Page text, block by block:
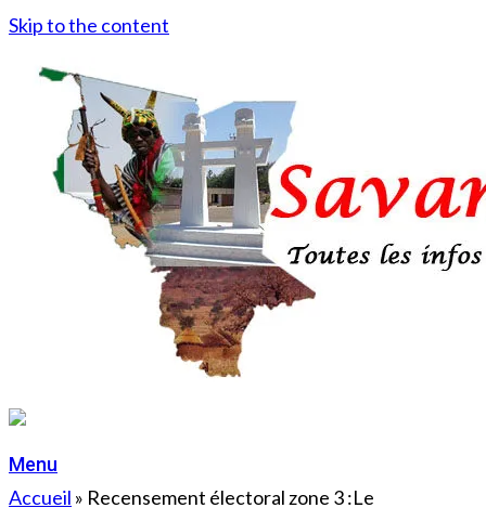
Skip to the content
Menu
Accueil » Recensement électoral zone 3 :Le